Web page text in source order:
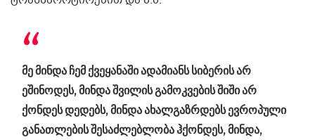
მე მინდა ჩემ ქვეყანაში ადამიანს სიბერის არ
ეშინოდეს, მინდა შვილის გამოკვების შიში არ
ქონდეს დედებს, მინდა ახალგაზრდებს ევროპული
განათლების შესაძლებლობა ჰქონდეს, მინდა,